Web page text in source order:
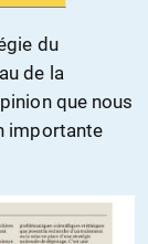
du
de la
que nous
importante